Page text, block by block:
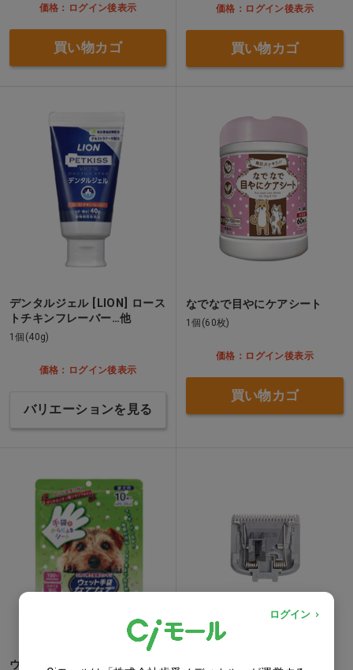
価格：ログイン後表示
買い物カゴ
価格：ログイン後表示
買い物カゴ
デンタルジェル [LION] ロース
トチキンフレーバー…他
1個(40g)
価格：ログイン後表示
バリエーションを見る
なでなで目やにケアシート
1個(60枚)
価格：ログイン後表示
買い物カゴ
ウェット手袋なでなで 手袋 ペット用バリカン ER803PP
ログイン